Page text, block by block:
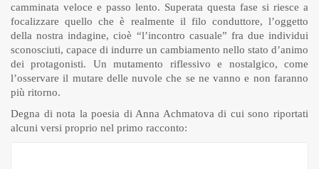
camminata veloce e passo lento. Superata questa fase si riesce a
focalizzare quello che è realmente il filo conduttore, l’oggetto
della nostra indagine, cioè “l’incontro casuale” fra due individui
sconosciuti, capace di indurre un cambiamento nello stato d’animo
dei protagonisti. Un mutamento riflessivo e nostalgico, come
l’osservare il mutare delle nuvole che se ne vanno e non faranno
più ritorno.
Degna di nota la poesia di Anna Achmatova di cui sono riportati
alcuni versi proprio nel primo racconto: